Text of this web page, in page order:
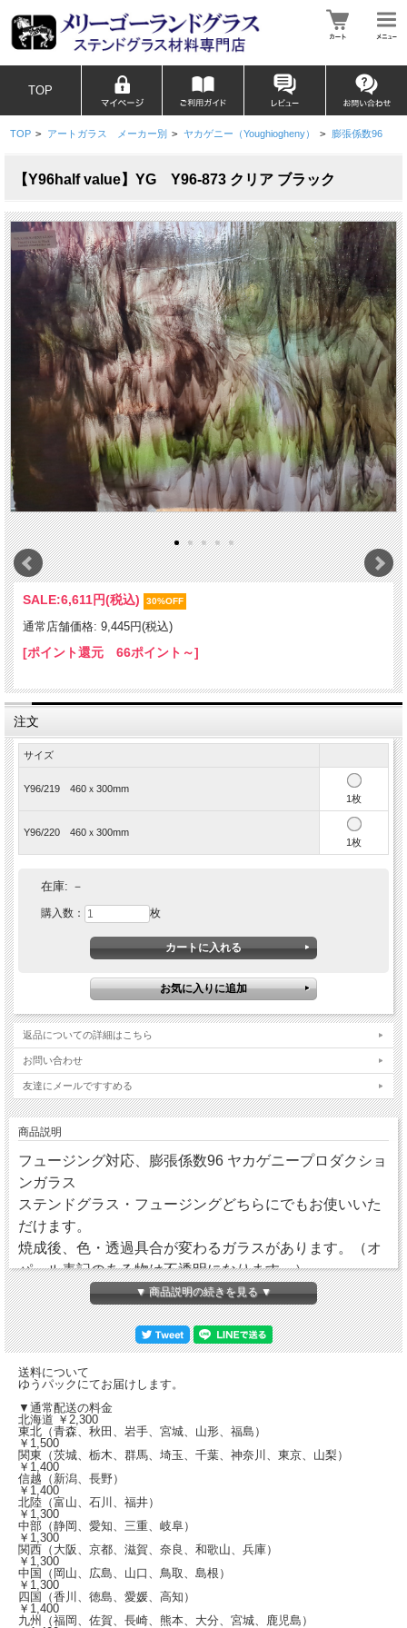
TOP
TOP > アートガラス メーカー別 > ヤカゲニー（Youghiogheny） > 膨張係数96
【Y96half value】YG Y96-873 クリア ブラック
SALE:6,611円(税込) 30%OFF
通常店舗価格: 9,445円(税込)
[ポイント還元 66ポイント～]
注文
サイズ
Y96/219 460ｘ300mm
1枚
Y96/220 460ｘ300mm
1枚
在庫: －
購入数： 枚
返品についての詳細はこちら
お問い合わせ
友達にメールですすめる
商品説明
フュージング対応、膨張係数96 ヤカゲニープロダクショ
ンガラス
ステンドグラス・フュージングどちらにでもお使いいた
だけます。
焼成後、色・透過具合が変わるガラスがあります。（オ
パール表記のある物は不透明になります。）
販売サイズは300ｘ300mm/300ｘ450mm/300ｘ
600mm/450ｘ600mm/600ｘ600mm/600ｘ900mmの各サ
イズにご対応できます。お気軽にお問い合わせくださ
い。
▼ 商品説明の続きを見る ▼
送料について
ゆうパックにてお届けします。
▼通常配送の料金
北海道 ￥2,300
東北（青森、秋田、岩手、宮城、山形、福島）
￥1,500
関東（茨城、栃木、群馬、埼玉、千葉、神奈川、東京、山梨）
￥1,400
信越（新潟、長野）
￥1,400
北陸（富山、石川、福井）
￥1,300
中部（静岡、愛知、三重、岐阜）
￥1,300
関西（大阪、京都、滋賀、奈良、和歌山、兵庫）
￥1,300
中国（岡山、広島、山口、鳥取、島根）
￥1,300
四国（香川、徳島、愛媛、高知）
￥1,400
九州（福岡、佐賀、長崎、熊本、大分、宮城、鹿児島）